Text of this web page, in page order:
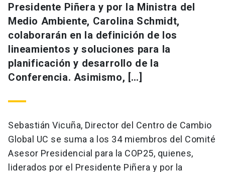
Presidente Piñera y por la Ministra del
Medio Ambiente, Carolina Schmidt,
colaborarán en la definición de los
lineamientos y soluciones para la
planificación y desarrollo de la
Conferencia. Asimismo, […]
Sebastián Vicuña, Director del Centro de Cambio
Global UC se suma a los 34 miembros del Comité
Asesor Presidencial para la COP25, quienes,
liderados por el Presidente Piñera y por la